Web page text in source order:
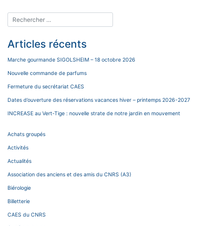
Articles récents
Marche gourmande SIGOLSHEIM – 18 octobre 2026
Nouvelle commande de parfums
Fermeture du secrétariat CAES
Dates d’ouverture des réservations vacances hiver – printemps 2026-2027
INCREASE au Vert-Tige : nouvelle strate de notre jardin en mouvement
Achats groupés
Activités
Actualités
Association des anciens et des amis du CNRS (A3)
Biérologie
Billetterie
CAES du CNRS